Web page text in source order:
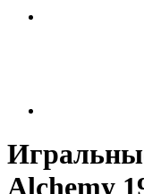
Alchemy